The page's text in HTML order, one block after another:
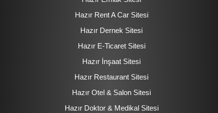
Hazır Rent A Car Sitesi
Hazır Dernek Sitesi
Hazır E-Ticaret Sitesi
Hazır İnşaat Sitesi
Hazır Restaurant Sitesi
Hazır Otel & Salon Sitesi
Hazır Doktor & Medikal Sitesi